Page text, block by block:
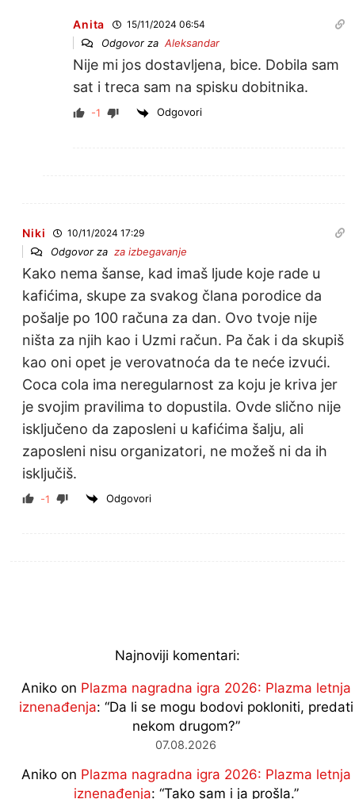
Anita 15/11/2024 06:54
Odgovor zaAleksandar
Nije mi jos dostavljena, bice. Dobila sam
sat i treca sam na spisku dobitnika.
-1 Odgovori
Niki 10/11/2024 17:29
Odgovor zaza izbegavanje
Kako nema šanse, kad imaš ljude koje rade u
kafićima, skupe za svakog člana porodice da
pošalje po 100 računa za dan. Ovo tvoje nije
ništa za njih kao i Uzmi račun. Pa čak i da skupiš
kao oni opet je verovatnoća da te neće izvući.
Coca cola ima neregularnost za koju je kriva jer
je svojim pravilima to dopustila. Ovde slično nije
isključeno da zaposleni u kafićima šalju, ali
zaposleni nisu organizatori, ne možeš ni da ih
isključiš.
-1 Odgovori
Najnoviji komentari:
Anikoon Plazma nagradna igra 2026: Plazma letnja
iznenađenja: “Da li se mogu bodovi pokloniti, predati
nekom drugom?”
07.08.2026
Anikoon Plazma nagradna igra 2026: Plazma letnja
iznenađenja: “Tako sam i ja prošla.”